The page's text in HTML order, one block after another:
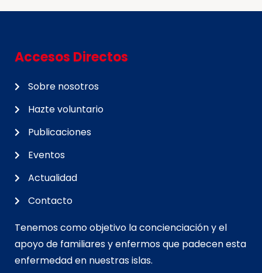
Accesos Directos
Sobre nosotros
Hazte voluntario
Publicaciones
Eventos
Actualidad
Contacto
Tenemos como objetivo la concienciación y el
apoyo de familiares y enfermos que padecen esta
enfermedad en nuestras islas.